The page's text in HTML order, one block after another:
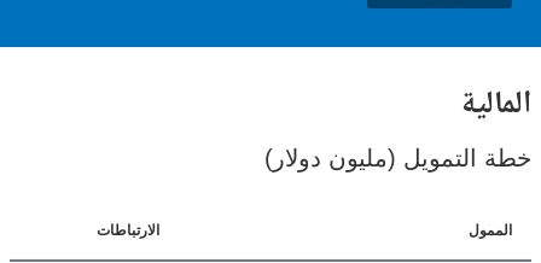
(مليون دولار)
الارتباطات